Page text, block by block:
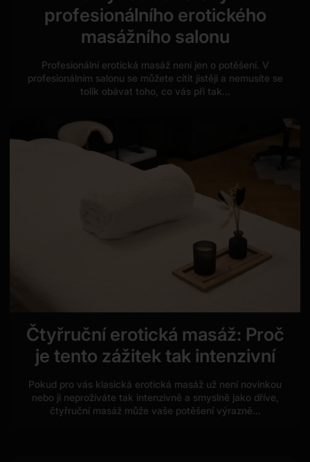
profesionálního erotického
masážního salonu
Profesionální erotická masáž není jen o potěšení. V
profesionálním salonu se můžete cítit jistěji a nemusíte se
tolik obávat toho, co vás při tak...
Čtyřruční erotická masáž: Proč
je tento zážitek tak intenzivní
Pokud pro vás klasická erotická masáž už není novinkou
nebo ji neprožíváte tak intenzivně a smyslně jako dříve,
čtyřruční masáž může vaše potěšení výrazně...